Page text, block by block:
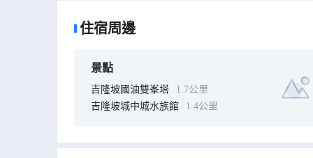
住宿周邊
景點
吉隆坡國油雙峯塔
1.7公里
吉隆坡城中城水族館
1.4公里